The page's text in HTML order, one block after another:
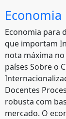
Economia
Economia para
que importam
nota máxima
países Sobre o
Docentes
robusta com
mercado. O